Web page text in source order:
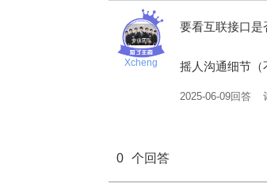
Xcheng
要看互联接口
摇人沟通细节（
2025-06-09回答
0 个回答